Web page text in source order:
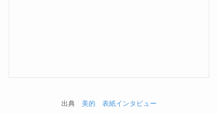
出典 美的 表紙インタビュー